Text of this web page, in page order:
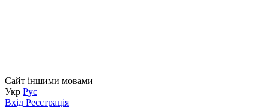
Сайт іншими мовами
Укр Рус
Вхід Реєстрація